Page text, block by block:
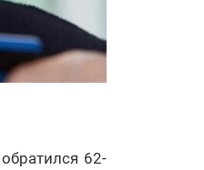
62-